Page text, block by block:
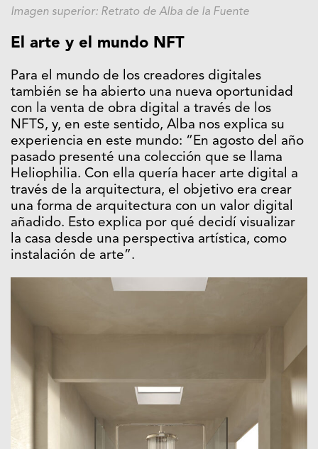
Imagen superior: Retrato de Alba de la Fuente
El arte y el mundo NFT
Para el mundo de los creadores digitales
también se ha abierto una nueva oportunidad
con la venta de obra digital a través de los
NFTS, y, en este sentido, Alba nos explica su
experiencia en este mundo: “En agosto del año
pasado presenté una colección que se llama
Heliophilia. Con ella quería hacer arte digital a
través de la arquitectura, el objetivo era crear
una forma de arquitectura con un valor digital
añadido. Esto explica por qué decidí visualizar
la casa desde una perspectiva artística, como
instalación de arte”.